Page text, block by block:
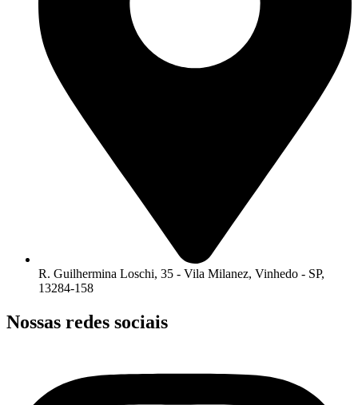
R. Guilhermina Loschi, 35 - Vila Milanez, Vinhedo - SP,
13284-158
Nossas redes sociais